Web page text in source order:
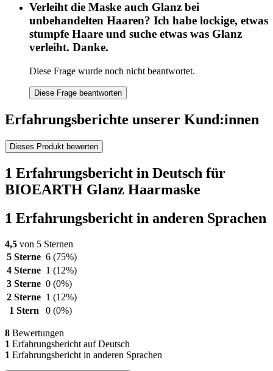
Verleiht die Maske auch Glanz bei
unbehandelten Haaren? Ich habe lockige, etwas
stumpfe Haare und suche etwas was Glanz
verleiht. Danke.
Diese Frage wurde noch nicht beantwortet.
Diese Frage beantworten
Erfahrungsberichte unserer Kund:innen
Dieses Produkt bewerten
1 Erfahrungsbericht in Deutsch für
BIOEARTH Glanz Haarmaske
1 Erfahrungsbericht in anderen Sprachen
4,5 von 5 Sternen
5 Sterne 6 (75%)
4 Sterne 1 (12%)
3 Sterne 0 (0%)
2 Sterne 1 (12%)
1 Stern
0 (0%)
8 Bewertungen
1 Erfahrungsbericht auf Deutsch
1 Erfahrungsbericht in anderen Sprachen